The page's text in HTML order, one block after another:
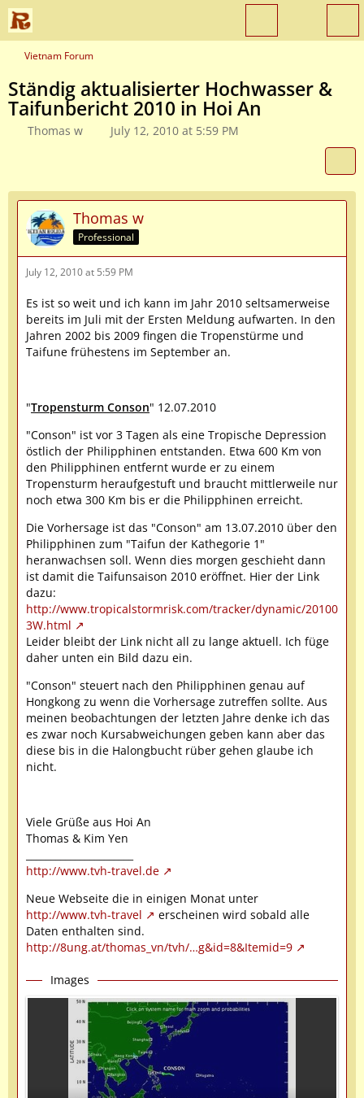
Vietnam Forum
Ständig aktualisierter Hochwasser &
Taifunbericht 2010 in Hoi An
Thomas w July 12, 2010 at 5:59 PM
Thomas w
Professional
July 12, 2010 at 5:59 PM
Es ist so weit und ich kann im Jahr 2010 seltsamerweise
bereits im Juli mit der Ersten Meldung aufwarten. In den
Jahren 2002 bis 2009 fingen die Tropenstürme und
Taifune frühestens im September an.
"Tropensturm Conson" 12.07.2010
"Conson" ist vor 3 Tagen als eine Tropische Depression
östlich der Philipphinen entstanden. Etwa 600 Km von
den Philipphinen entfernt wurde er zu einem
Tropensturm heraufgestuft und braucht mittlerweile nur
noch etwa 300 Km bis er die Philipphinen erreicht.
Die Vorhersage ist das "Conson" am 13.07.2010 über den
Philipphinen zum "Taifun der Kathegorie 1"
heranwachsen soll. Wenn dies morgen geschieht dann
ist damit die Taifunsaison 2010 eröffnet. Hier der Link
dazu:
http://www.tropicalstormrisk.com/tracker/dynamic/20100
3W.html
Leider bleibt der Link nicht all zu lange aktuell. Ich füge
daher unten ein Bild dazu ein.
"Conson" steuert nach den Philipphinen genau auf
Hongkong zu wenn die Vorhersage zutreffen sollte. Aus
meinen beobachtungen der letzten Jahre denke ich das
es zwar noch Kursabweichungen geben kann aber das
diese bis in die Halongbucht rüber gehen glaube ich
nicht.
Viele Grüße aus Hoi An
Thomas & Kim Yen
http://www.tvh-travel.de
Neue Webseite die in einigen Monat unter
http://www.tvh-travel
erscheinen wird sobald alle
Daten enthalten sind.
http://8ung.at/thomas_vn/tvh/…g&id=8&Itemid=9
Images